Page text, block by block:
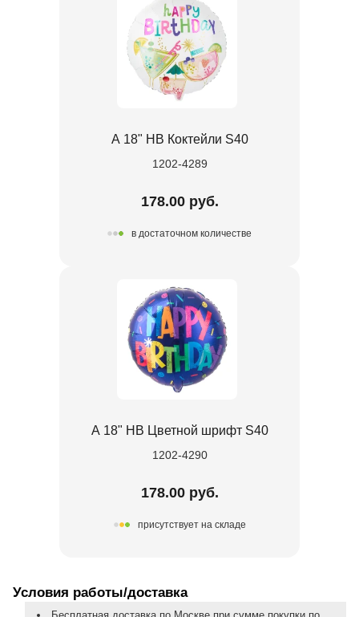
А 18" HB Коктейли S40
1202-4289
178.00 руб.
в достаточном количестве
А 18" HB Цветной шрифт S40
1202-4290
178.00 руб.
присутствует на складе
Условия работы/доставка